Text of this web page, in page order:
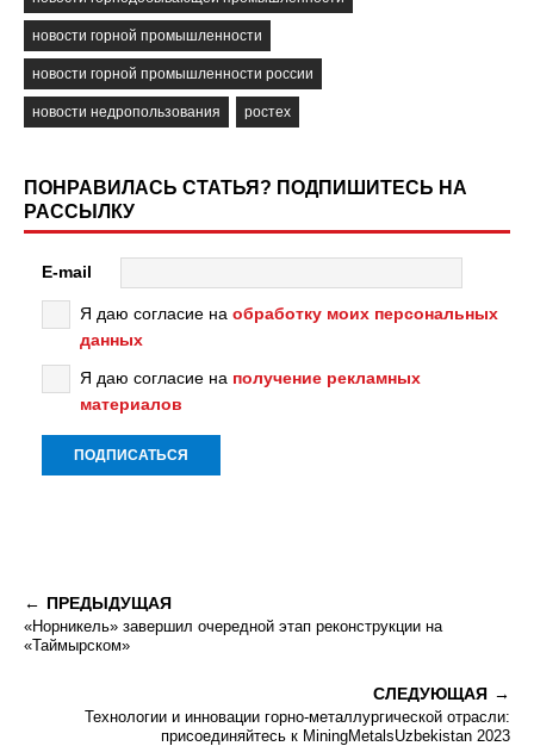
новости горной промышленности
новости горной промышленности россии
новости недропользования ростех
ПОНРАВИЛАСЬ СТАТЬЯ? ПОДПИШИТЕСЬ НА
РАССЫЛКУ
E-mail
Я даю согласие на обработку моих персональных
данных
Я даю согласие на получение рекламных
материалов
ПРЕДЫДУЩАЯ
«Норникель» завершил очередной этап реконструкции на
«Таймырском»
СЛЕДУЮЩАЯ
Технологии и инновации горно-металлургической отрасли:
присоединяйтесь к MiningMetalsUzbekistan 2023